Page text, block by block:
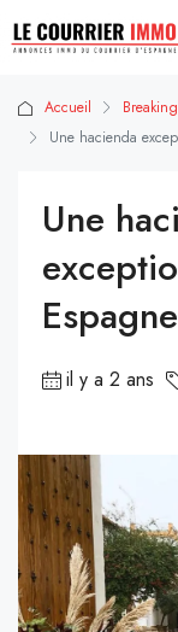
Accueil
Une hacienda
Une
Espagne
il y a 2 ans